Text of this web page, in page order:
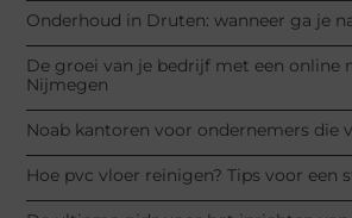
Onderhoud in Druten: wanneer ga je
De groei van je bedrijf met een online
Nijmegen
Noab kantoren voor ondernemers die
Hoe pvc vloer reinigen? Tips voor een